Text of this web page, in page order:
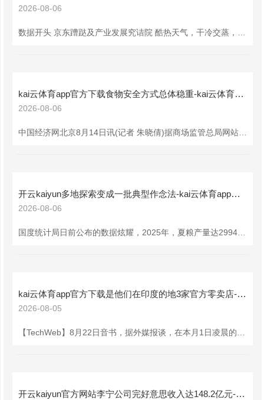
2026-08-06
kai云体育app官方下载食物安全方式总体稳重-kai云体育app官网版下载方言版v4.17.058 安卓版
2026-08-06
开云kaiyun多地探索变成一批典型作念法-kai云体育app官网版下载方言版v4.17.058 安卓版
2026-08-06
kai云体育app官方下载是他们在印度的地3家官方零卖店-kai云体育app官网版下载方言版v4.17.058 安卓版
2026-08-05
开云kaiyun官方网站李宁公司完好意思收入达148.2亿元-kai云体育app官网版下载方言版v4.17.058 安卓版